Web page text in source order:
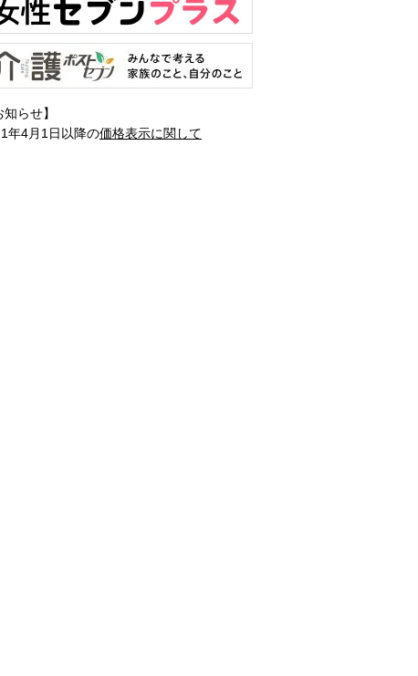
知らせ】
年4月1日以降の価格表示に関して